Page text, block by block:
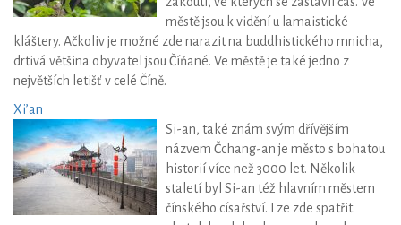
městě jsou k vidění u lamaistické
kláštery. Ačkoliv je možné zde narazit na buddhistického mnicha,
drtivá většina obyvatel jsou Číňané. Ve městě je také jedno z
největších letišť v celé Číně.
Xi’an
Si-an, také znám svým dřívějším
názvem Čchang-an je město s bohatou
historií více než 3000 let. Několik
staletí byl Si-an též hlavním městem
čínského císařství. Lze zde spatřit